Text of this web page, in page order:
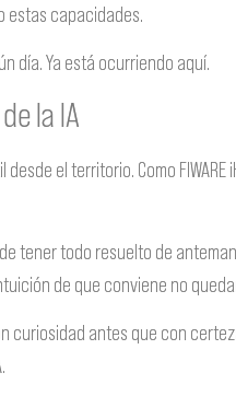
estas capacidades.
día. Ya está ocurriendo aquí.
la IA
el territorio. Como
tener todo resuelto de
de que conviene no
curiosidad antes que con